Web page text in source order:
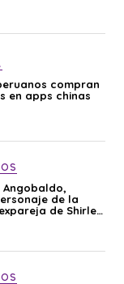
compran
en apps chinas
Angobaldo,
de la
de Shirley